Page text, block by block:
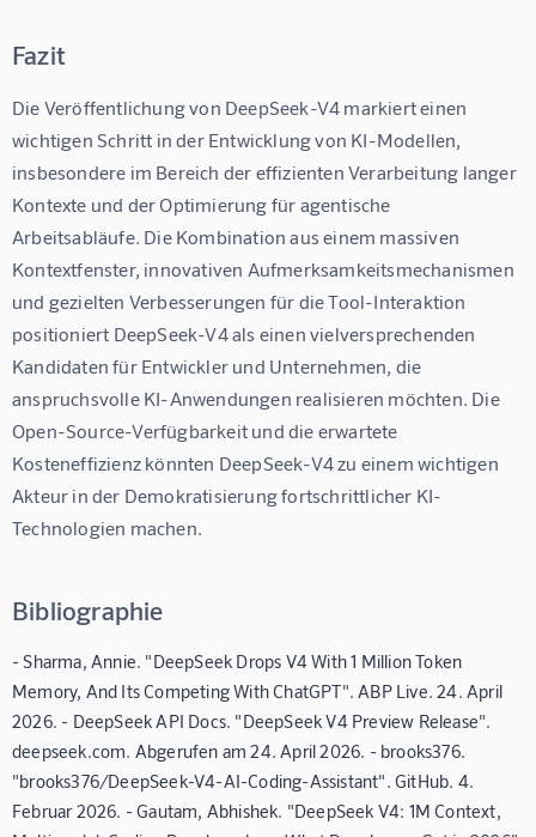
Fazit
Die Veröffentlichung von DeepSeek-V4 markiert einen
wichtigen Schritt in der Entwicklung von KI-Modellen,
insbesondere im Bereich der effizienten Verarbeitung langer
Kontexte und der Optimierung für agentische
Arbeitsabläufe. Die Kombination aus einem massiven
Kontextfenster, innovativen Aufmerksamkeitsmechanismen
und gezielten Verbesserungen für die Tool-Interaktion
positioniert DeepSeek-V4 als einen vielversprechenden
Kandidaten für Entwickler und Unternehmen, die
anspruchsvolle KI-Anwendungen realisieren möchten. Die
Open-Source-Verfügbarkeit und die erwartete
Kosteneffizienz könnten DeepSeek-V4 zu einem wichtigen
Akteur in der Demokratisierung fortschrittlicher KI-
Technologien machen.
Bibliographie
- Sharma, Annie. "DeepSeek Drops V4 With 1 Million Token
Memory, And Its Competing With ChatGPT". ABP Live. 24. April
2026. - DeepSeek API Docs. "DeepSeek V4 Preview Release".
deepseek.com. Abgerufen am 24. April 2026. - brooks376.
"brooks376/DeepSeek-V4-AI-Coding-Assistant". GitHub. 4.
Februar 2026. - Gautam, Abhishek. "DeepSeek V4: 1M Context,